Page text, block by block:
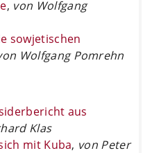
, von Wolfgang
sowjetischen
Wolfgang Pomrehn
aus
Klas
mit Kuba, von Peter